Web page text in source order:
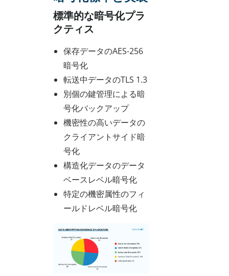
標準的な暗号化プラ
クティス
保存データのAES-256
暗号化
転送中データのTLS 1.3
別個の鍵管理による暗
号化バックアップ
機密性の高いデータの
クライアントサイド暗
号化
構造化データのデータ
ベースレベル暗号化
特定の機密属性のフィ
ールドレベル暗号化